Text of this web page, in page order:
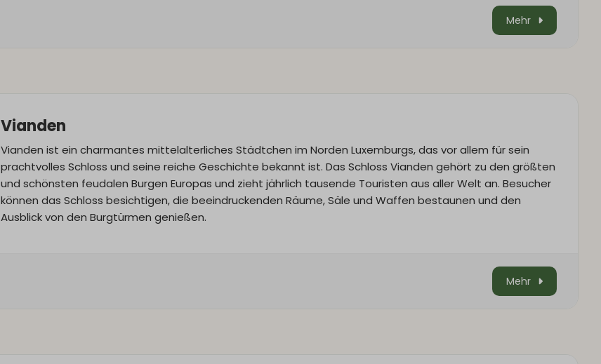
Mehr
Vianden
Vianden ist ein charmantes mittelalterliches Städtchen im Norden Luxemburgs, das vor allem für sein
prachtvolles Schloss und seine reiche Geschichte bekannt ist. Das Schloss Vianden gehört zu den größten
und schönsten feudalen Burgen Europas und zieht jährlich tausende Touristen aus aller Welt an. Besucher
können das Schloss besichtigen, die beeindruckenden Räume, Säle und Waffen bestaunen und den
Ausblick von den Burgtürmen genießen.
Mehr